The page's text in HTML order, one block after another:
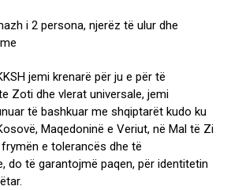
jemi krenarë për ju e për të
Zoti dhe vlerat universale, jemi
të bashkuar me shqiptarët kudo ku
Maqedoninë e Veriut, në Mal të Zi
e tolerancës dhe të
do të garantojmë paqen, për identitetin